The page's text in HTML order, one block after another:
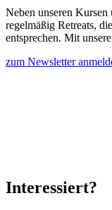
Neben unseren
regelmäßig Retreats,
entsprechen. Mit
zum Newsletter
Interessiert?